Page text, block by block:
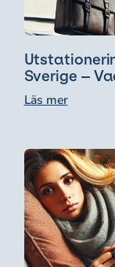
Sverige –
Läs mer